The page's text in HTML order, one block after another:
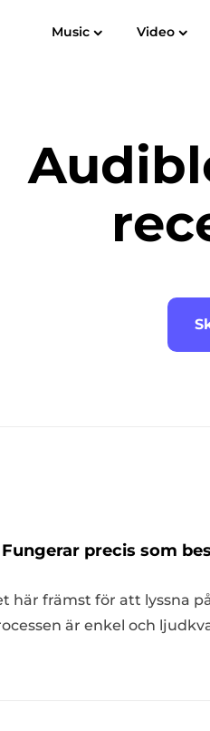
Music
YouTube
Video
Fungerar precis som
här främst för att lyssna
är enkel och